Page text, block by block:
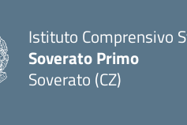
Istituto Comprensivo
Soverato Primo
Soverato (CZ)